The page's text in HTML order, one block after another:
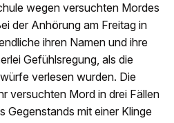
wegen versuchten Mordes
der Anhörung am Freitag in
ihren Namen und ihre
Gefühlsregung, als die
verlesen wurden. Die
versuchten Mord in drei Fällen
Gegenstands mit einer Klinge